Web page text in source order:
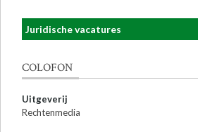
Juridische vacatures
COLOFON
Uitgeverij
Rechtenmedia